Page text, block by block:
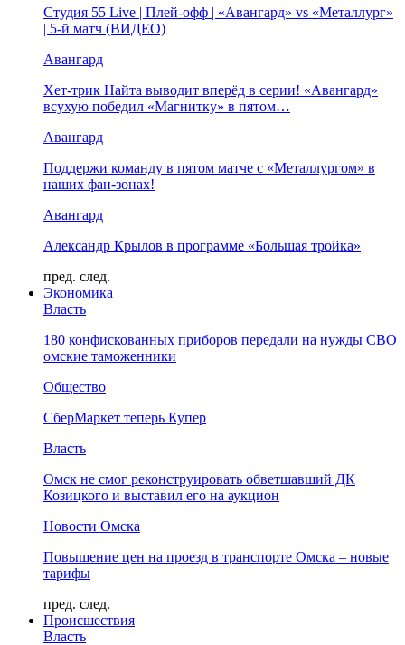
Студия 55 Live | Плей-офф | «Авангард» vs «Металлург»
| 5-й матч (ВИДЕО)
Авангард
Хет-трик Найта выводит вперёд в серии! «Авангард»
всухую победил «Магнитку» в пятом…
Авангард
Поддержи команду в пятом матче с «Металлургом» в
наших фан-зонах!
Авангард
Александр Крылов в программе «Большая тройка»
пред. след.
Экономика
Власть
180 конфискованных приборов передали на нужды СВО
омские таможенники
Общество
СберМаркет теперь Купер
Власть
Омск не смог реконструировать обветшавший ДК
Козицкого и выставил его на аукцион
Новости Омска
Повышение цен на проезд в транспорте Омска – новые
тарифы
пред. след.
Происшествия
Власть